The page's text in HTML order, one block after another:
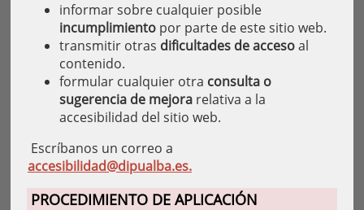
informar sobre cualquier posible
incumplimiento por parte de este sitio web.
transmitir otras dificultades de accesoal
contenido.
formular cualquier otra consulta o
sugerencia de mejora relativa a la
accesibilidad del sitio web.
Escríbanos un correo a
accesibilidad@dipualba.es.
PROCEDIMIENTO DE APLICACIÓN